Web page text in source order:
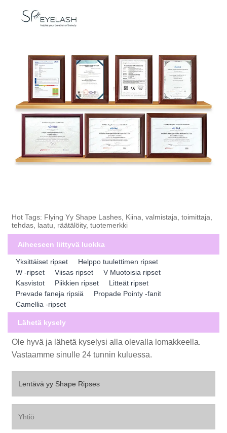
Hot Tags: Flying Yy Shape Lashes, Kiina, valmistaja, toimittaja,
tehdas, laatu, räätälöity, tuotemerkki
Aiheeseen liittyvä luokka
Yksittäiset ripset
Helppo tuulettimen ripset
W -ripset
Viisas ripset
V Muotoisia ripset
Kasvistot
Piikkien ripset
Litteät ripset
Prevade faneja ripsiä
Propade Pointy -fanit
Camellia -ripset
Lähetä kysely
Ole hyvä ja lähetä kyselysi alla olevalla lomakkeella.
Vastaamme sinulle 24 tunnin kuluessa.